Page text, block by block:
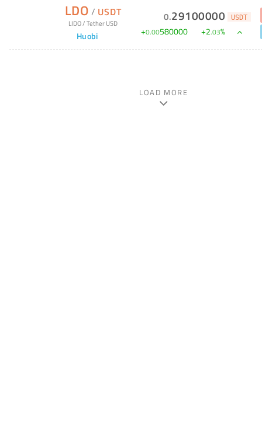
LDO / USDT
LIDO/Tether USD
Huobi
0.29100000 USDT
+0.00580000 +2.03%
LOAD MORE